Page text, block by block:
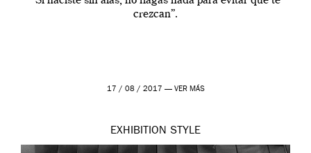
crezcan”.
17 / 08 / 2017 — VER MÁS
EXHIBITION STYLE